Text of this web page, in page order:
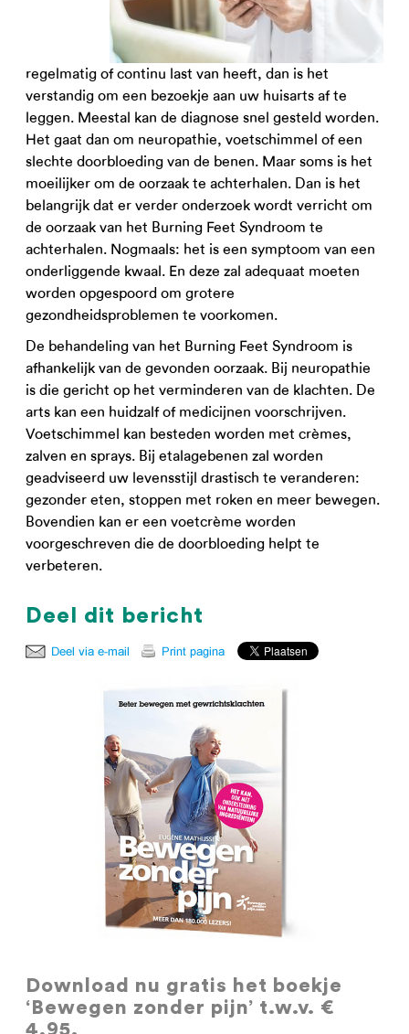
regelmatig of continu last van heeft, dan is het
verstandig om een bezoekje aan uw huisarts af te
leggen. Meestal kan de diagnose snel gesteld worden.
Het gaat dan om neuropathie, voetschimmel of een
slechte doorbloeding van de benen. Maar soms is het
moeilijker om de oorzaak te achterhalen. Dan is het
belangrijk dat er verder onderzoek wordt verricht om
de oorzaak van het Burning Feet Syndroom te
achterhalen. Nogmaals: het is een symptoom van een
onderliggende kwaal. En deze zal adequaat moeten
worden opgespoord om grotere
gezondheidsproblemen te voorkomen.
De behandeling van het Burning Feet Syndroom is
afhankelijk van de gevonden oorzaak. Bij neuropathie
is die gericht op het verminderen van de klachten. De
arts kan een huidzalf of medicijnen voorschrijven.
Voetschimmel kan besteden worden met crèmes,
zalven en sprays. Bij etalagebenen zal worden
geadviseerd uw levensstijl drastisch te veranderen:
gezonder eten, stoppen met roken en meer bewegen.
Bovendien kan er een voetcrème worden
voorgeschreven die de doorbloeding helpt te
verbeteren.
Deel dit bericht
Download nu gratis het boekje
‘Bewegen zonder pijn’ t.w.v. €
4,95.